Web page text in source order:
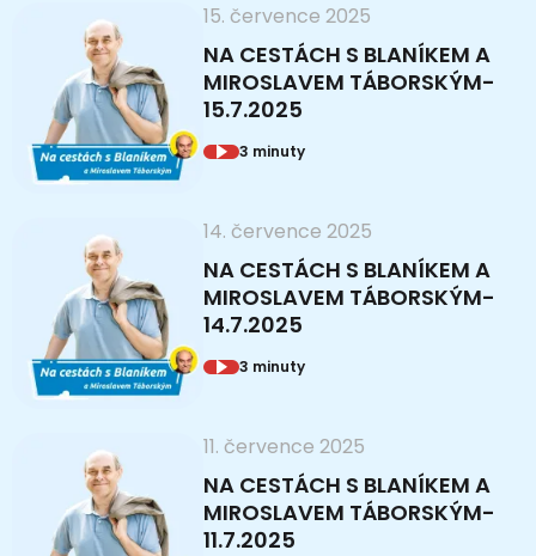
15. července 2025
NA CESTÁCH S BLANÍKEM A
MIROSLAVEM TÁBORSKÝM-
15.7.2025
3 minuty
14. července 2025
NA CESTÁCH S BLANÍKEM A
MIROSLAVEM TÁBORSKÝM-
14.7.2025
3 minuty
11. července 2025
NA CESTÁCH S BLANÍKEM A
MIROSLAVEM TÁBORSKÝM-
11.7.2025